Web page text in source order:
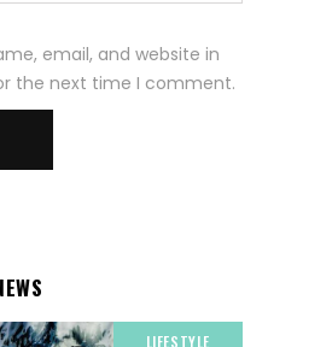
email, and website in
the next time I comment.
LIFESTYLE